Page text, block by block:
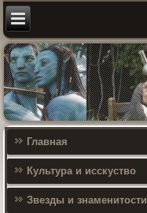
Главная
Культура и исскуство
Звезды и знаменитости